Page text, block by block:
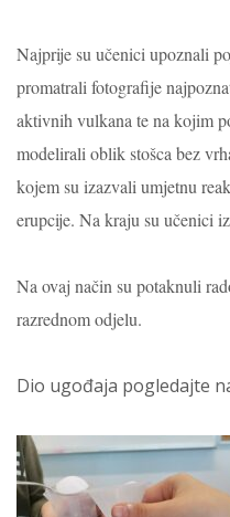
Najprije su učenici upoznali
promatrali fotografije
aktivnih vulkana te na kojim
modelirali oblik stošca bez
kojem su izazvali umjetnu
erupcije. Na kraju su učenici
Na ovaj način su potaknuli
razrednom odjelu.
Dio ugođaja pogledajte